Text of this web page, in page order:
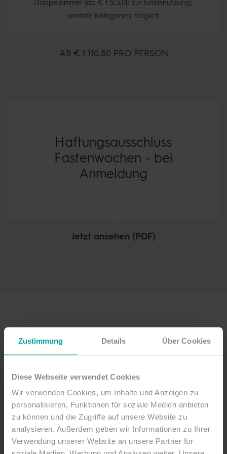
Zustimmung Details Über Cookies
Diese Webseite verwendet Cookies
Wir verwenden Cookies, um Inhalte und Anzeigen zu
personalisieren, Funktionen für soziale Medien anbieten
zu können und die Zugriffe auf unsere Website zu
analysieren. Außerdem geben wir Informationen zu Ihrer
Verwendung unserer Website an unsere Partner für
Doppelzimmer (ab € 1.513,00 zur Einzelnutzung),
weitere Kategorien möglich
AB € 1.110,50 PRO PERSON
Haftungsausschluss
Fastenwochen - bei
Anmeldung
Jetzt ansehen (PDF)
Anrede
Vorname
Nachname